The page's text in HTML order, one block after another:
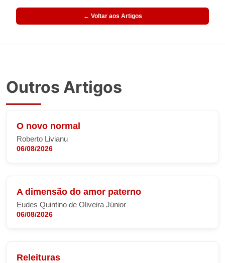
← Voltar aos Artigos
Outros Artigos
O novo normal
Roberto Livianu
06/08/2026
A dimensão do amor paterno
Eudes Quintino de Oliveira Júnior
06/08/2026
Releituras